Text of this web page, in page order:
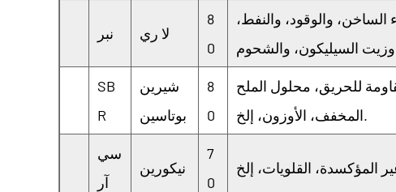
نبر لا ري
8
0
الساخن، والوقود، والنفط،
السيليكون، والشحوم
SB
R
شيرين
بوتاسين
8
0
للحريق، محلول الملح
المخفف، الأوزون، إلخ.
سي
آر
نيكورين
7
0